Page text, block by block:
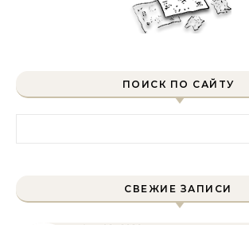
ПОИСК ПО САЙТУ
СВЕЖИЕ ЗАПИСИ